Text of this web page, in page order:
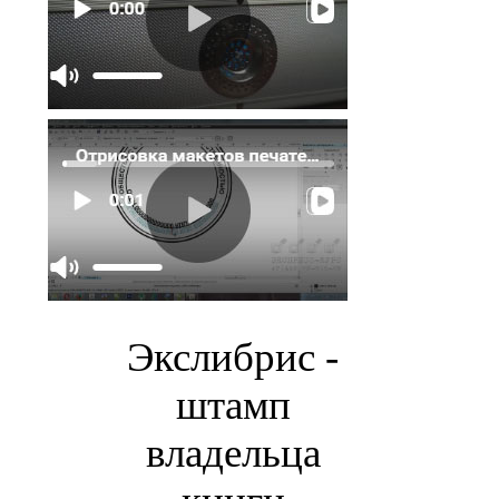
Экслибрис -
штамп
владельца